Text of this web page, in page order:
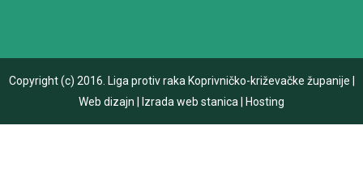
Copyright (c) 2016. Liga protiv raka Koprivničko-križevačke županije
Web dizajn
Izrada web stanica Hosting